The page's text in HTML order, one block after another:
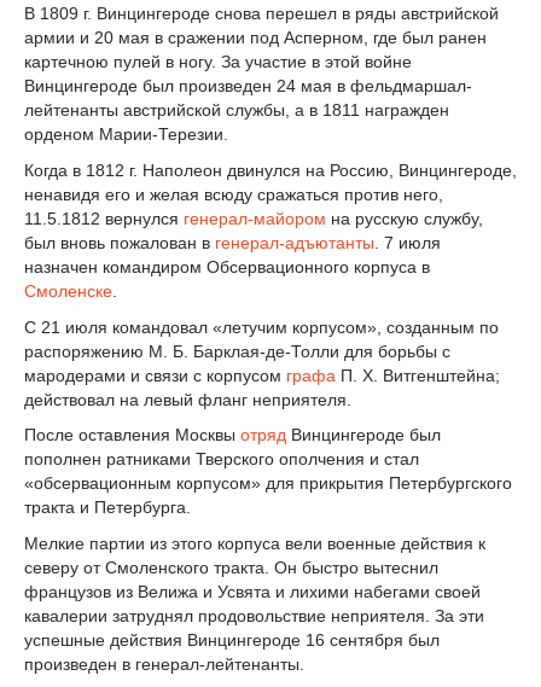
В 1809 г. Винцингероде снова перешел в ряды австрийской
армии и 20 мая в сражении под Асперном, где был ранен
картечною пулей в ногу. За участие в этой войне
Винцингероде был произведен 24 мая в фельдмаршал-
лейтенанты австрийской службы, а в 1811 награжден
орденом Марии-Терезии.
Когда в 1812 г. Наполеон двинулся на Россию, Винцингероде,
ненавидя его и желая всюду сражаться против него,
11.5.1812 вернулся генерал-майором на русскую службу,
был вновь пожалован в генерал-адъютанты . 7 июля
назначен командиром Обсервационного корпуса в
Смоленске
С 21 июля командовал «летучим корпусом», созданным по
распоряжению М. Б. Барклая-де-Толли для борьбы с
мародерами и связи с корпусом графа П. Х. Витгенштейна;
действовал на левый фланг неприятеля.
После оставления Москвы отряд Винцингероде был
пополнен ратниками Тверского ополчения и стал
«обсервационным корпусом» для прикрытия Петербургского
тракта и Петербурга.
Мелкие партии из этого корпуса вели военные действия к
северу от Смоленского тракта. Он быстро вытеснил
французов из Велижа и Усвята и лихими набегами своей
кавалерии затруднял продовольствие неприятеля. За эти
успешные действия Винцингероде 16 сентября был
произведен в генерал-лейтенанты.